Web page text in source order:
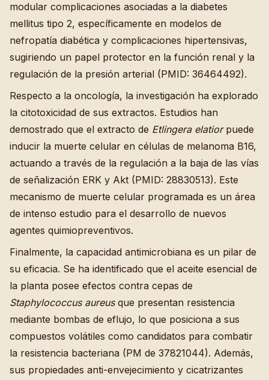
modular complicaciones asociadas a la diabetes
mellitus tipo 2, específicamente en modelos de
nefropatía diabética y complicaciones hipertensivas,
sugiriendo un papel protector en la función renal y la
regulación de la presión arterial (PMID: 36464492).
Respecto a la oncología, la investigación ha explorado
la citotoxicidad de sus extractos. Estudios han
demostrado que el extracto de Etlingera elatiorpuede
inducir la muerte celular en células de melanoma B16,
actuando a través de la regulación a la baja de las vías
de señalización ERK y Akt (PMID: 28830513). Este
mecanismo de muerte celular programada es un área
de intenso estudio para el desarrollo de nuevos
agentes quimiopreventivos.
Finalmente, la capacidad antimicrobiana es un pilar de
su eficacia. Se ha identificado que el aceite esencial de
la planta posee efectos contra cepas de
Staphylococcus aureusque presentan resistencia
mediante bombas de eflujo, lo que posiciona a sus
compuestos volátiles como candidatos para combatir
la resistencia bacteriana (PM de 37821044). Además,
sus propiedades anti-envejecimiento y cicatrizantes